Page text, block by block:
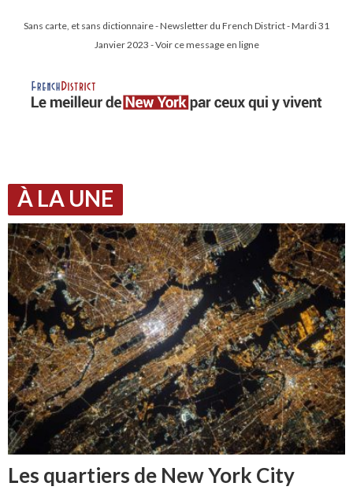
Sans carte, et sans dictionnaire - Newsletter du French District - Mardi 31
Janvier 2023 - Voir ce message en ligne
À LA UNE
Les quartiers de New York City